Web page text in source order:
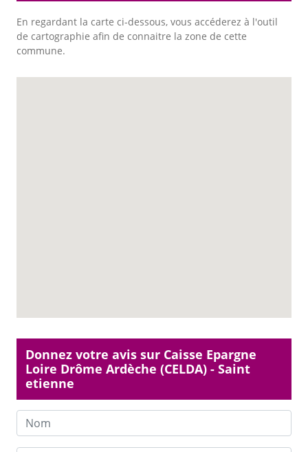
En regardant la carte ci-dessous, vous accéderez à l'outil
de cartographie afin de connaitre la zone de cette
commune.
Donnez votre avis sur Caisse Epargne
Loire Drôme Ardèche (CELDA) - Saint
etienne